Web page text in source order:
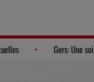
les violences sexistes et